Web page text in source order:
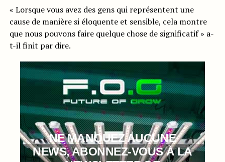
« Lorsque vous avez des gens qui représentent une
cause de manière si éloquente et sensible, cela montre
que nous pouvons faire quelque chose de significatif » a-
t-il finit par dire.
NE MANQUEZ AUCUNE
NEWS, ABONNEZ-VOUS À LA